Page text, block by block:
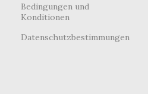
Bedingungen und
Konditionen
Datenschutzbestimmungen